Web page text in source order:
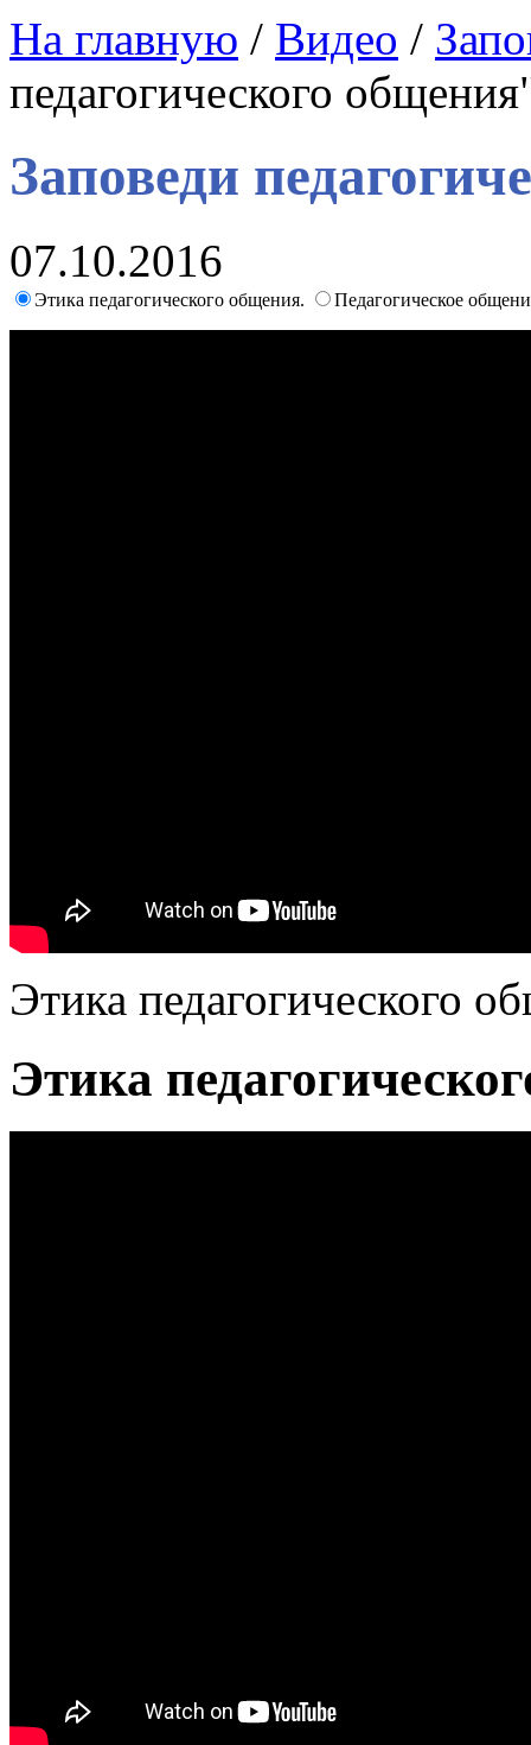
На главную / Видео /
педагогического
Заповеди
07.10.2016
Этика педагогического общения. Педагогическое
Этика педагогического
Этика